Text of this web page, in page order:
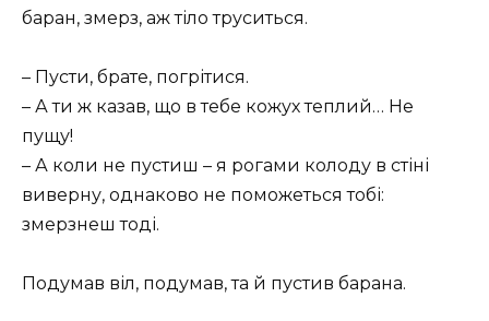
баран, змерз, аж тіло труситься.
– Пусти, брате, погрітися.
– А ти ж казав, що в тебе кожух теплий… Не
пущу!
– А коли не пустиш – я рогами колоду в стіні
виверну, однаково не поможеться тобі:
змерзнеш тоді.
Подумав віл, подумав, та й пустив барана.